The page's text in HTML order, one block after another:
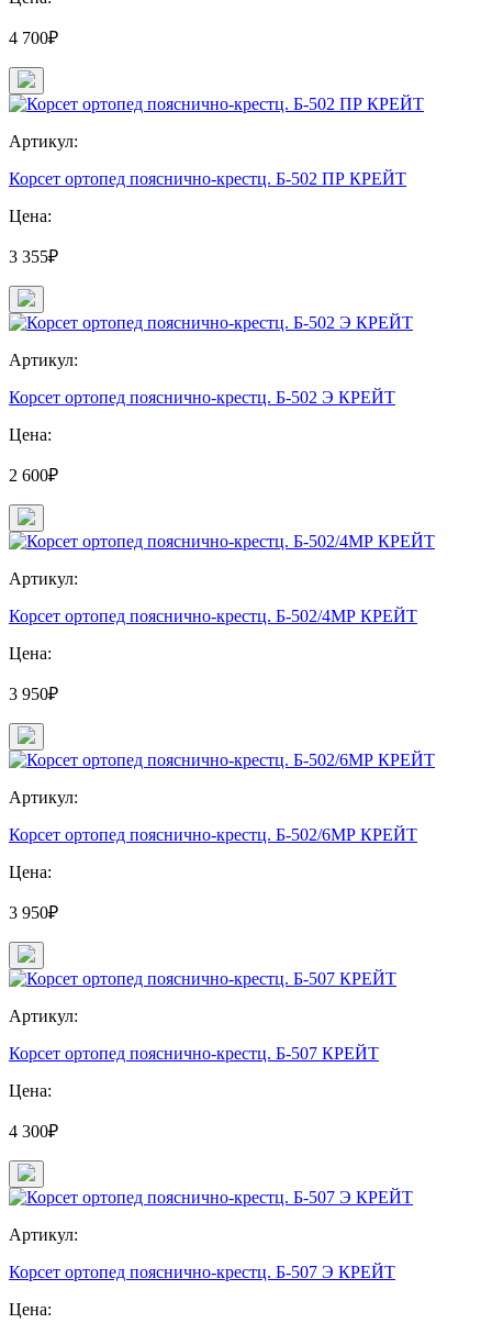
4 700₽
Артикул:
Корсет ортопед пояснично-крестц. Б-502 ПР КРЕЙТ
Цена:
3 355₽
Артикул:
Корсет ортопед пояснично-крестц. Б-502 Э КРЕЙТ
Цена:
2 600₽
Артикул:
Корсет ортопед пояснично-крестц. Б-502/4МР КРЕЙТ
Цена:
3 950₽
Артикул:
Корсет ортопед пояснично-крестц. Б-502/6МР КРЕЙТ
Цена:
3 950₽
Артикул:
Корсет ортопед пояснично-крестц. Б-507 КРЕЙТ
Цена:
4 300₽
Артикул:
Корсет ортопед пояснично-крестц. Б-507 Э КРЕЙТ
Цена: